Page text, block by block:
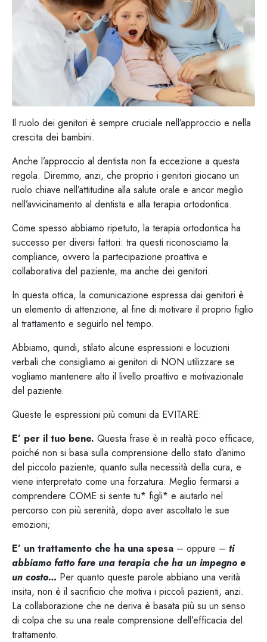
Il ruolo dei genitori è sempre cruciale nell’approccio e nella
crescita dei bambini.
Anche l’approccio al dentista non fa eccezione a questa
regola. Diremmo, anzi, che proprio i genitori giocano un
ruolo chiave nell’attitudine alla salute orale e ancor meglio
nell’avvicinamento al dentista e alla terapia ortodontica.
Come spesso abbiamo ripetuto, la terapia ortodontica ha
successo per diversi fattori: tra questi riconosciamo la
compliance, ovvero la partecipazione proattiva e
collaborativa del paziente, ma anche dei genitori.
In questa ottica, la comunicazione espressa dai genitori è
un elemento di attenzione, al fine di motivare il proprio figlio
al trattamento e seguirlo nel tempo.
Abbiamo, quindi, stilato alcune espressioni e locuzioni
verbali che consigliamo ai genitori di NON utilizzare se
vogliamo mantenere alto il livello proattivo e motivazionale
del paziente.
Queste le espressioni più comuni da EVITARE:
E’ per il tuo bene. Questa frase è in realtà poco efficace,
poiché non si basa sulla comprensione dello stato d’animo
del piccolo paziente, quanto sulla necessità della cura, e
viene interpretato come una forzatura. Meglio fermarsi a
comprendere COME si sente tu* figli* e aiutarlo nel
percorso con più serenità, dopo aver ascoltato le sue
emozioni;
E’ un trattamento che ha una spesa – oppure – ti
abbiamo fatto fare una terapia che ha un impegno e
un costo… Per quanto queste parole abbiano una verità
insita, non è il sacrificio che motiva i piccoli pazienti, anzi.
La collaborazione che ne deriva è basata più su un senso
di colpa che su una reale comprensione dell’efficacia del
trattamento.